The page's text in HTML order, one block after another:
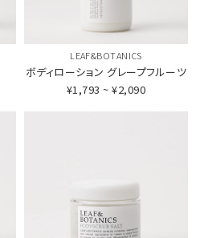
LEAF&BOTANICS
ボディローション グレープフルーツ
¥1,793 ~ ¥2,090